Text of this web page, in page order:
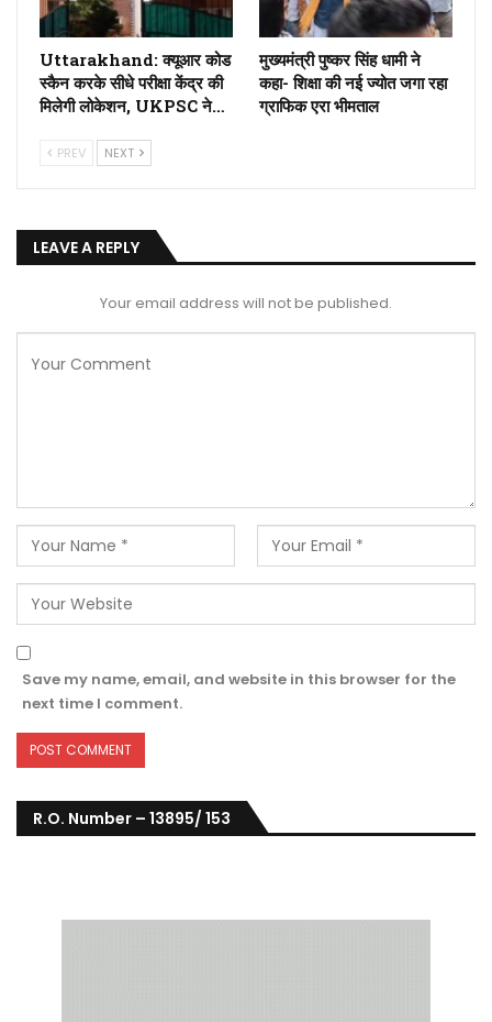
Uttarakhand: क्यूआर कोड
स्कैन करके सीधे परीक्षा केंद्र की
मिलेगी लोकेशन, UKPSC ने…
मुख्यमंत्री पुष्कर सिंह धामी ने
कहा- शिक्षा की नई ज्योत जगा रहा
ग्राफिक एरा भीमताल
PREV NEXT
LEAVE A REPLY
Your email address will not be published.
Save my name, email, and website in this browser for the
next time I comment.
R.O. Number – 13895/ 153